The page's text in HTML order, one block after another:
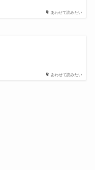
あわせて読みたい
あわせて読みたい